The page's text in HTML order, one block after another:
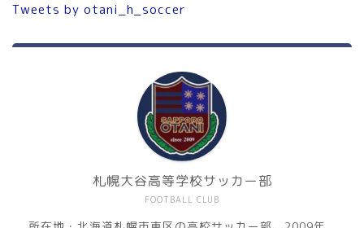
Tweets by otani_h_soccer
FOOTBALL CLUB
札幌大谷高等学校サッカー部